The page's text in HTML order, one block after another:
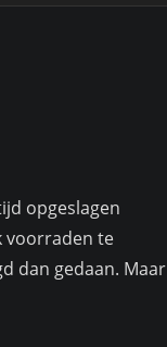
opgeslagen
voorraden te
dan gedaan. Maar